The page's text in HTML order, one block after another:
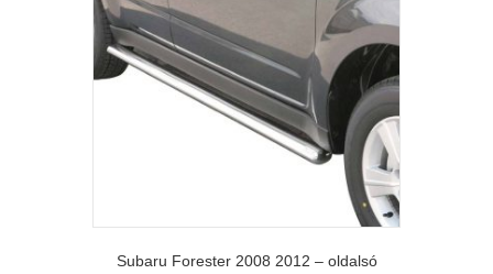
Subaru Forester 2008 2012 – oldalsó